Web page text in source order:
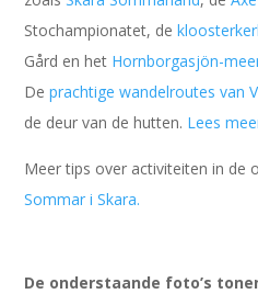
Stochampionatet, de
Gård en het Hornborgasjön-
Deprachtige wandelroutes van
de deur van de hutten. Lees
Meer tips over activiteiten in de
Sommar i Skara.
De onderstaande foto’s